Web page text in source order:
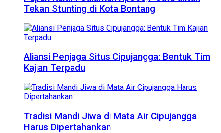
Tekan Stunting di Kota Bontang
Aliansi Penjaga Situs Cipujangga: Bentuk Tim
Kajian Terpadu
Tradisi Mandi Jiwa di Mata Air Cipujangga
Harus Dipertahankan